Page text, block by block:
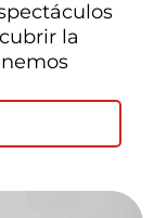
la